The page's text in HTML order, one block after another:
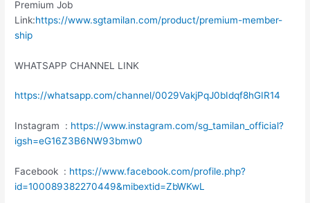
Premium Job
Link:https://www.sgtamilan.com/product/premium-member-
ship
WHATSAPP CHANNEL LINK
https://whatsapp.com/channel/0029VakjPqJ0bIdqf8hGIR14
Instagram : https://www.instagram.com/sg_tamilan_official?
igsh=eG16Z3B6NW93bmw0
Facebook : https://www.facebook.com/profile.php?
id=100089382270449&mibextid=ZbWKwL